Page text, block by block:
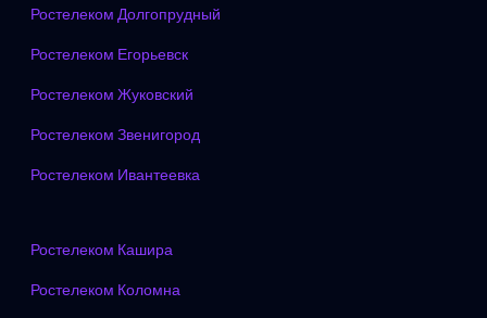
Ростелеком Долгопрудный
Ростелеком Егорьевск
Ростелеком Жуковский
Ростелеком Звенигород
Ростелеком Ивантеевка
Ростелеком Кашира
Ростелеком Коломна